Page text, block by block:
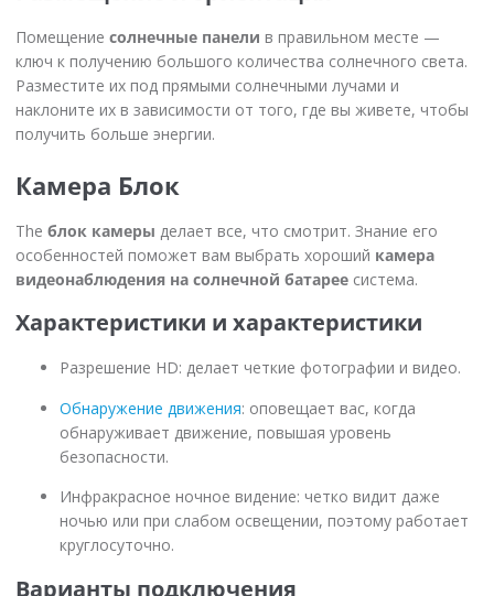
Помещение солнечные панели в правильном месте —
ключ к получению большого количества солнечного света.
Разместите их под прямыми солнечными лучами и
наклоните их в зависимости от того, где вы живете, чтобы
получить больше энергии.
Камера Блок
The блок камеры делает все, что смотрит. Знание его
особенностей поможет вам выбрать хороший камера
видеонаблюдения на солнечной батарее система.
Характеристики и характеристики
Разрешение HD: делает четкие фотографии и видео.
Обнаружение движения: оповещает вас, когда
обнаруживает движение, повышая уровень
безопасности.
Инфракрасное ночное видение: четко видит даже
ночью или при слабом освещении, поэтому работает
круглосуточно.
Варианты подключения